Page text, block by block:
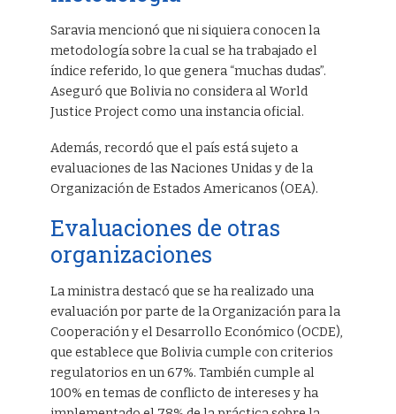
Saravia mencionó que ni siquiera conocen la
metodología sobre la cual se ha trabajado el
índice referido, lo que genera “muchas dudas”.
Aseguró que Bolivia no considera al World
Justice Project como una instancia oficial.
Además, recordó que el país está sujeto a
evaluaciones de las Naciones Unidas y de la
Organización de Estados Americanos (OEA).
Evaluaciones de otras
organizaciones
La ministra destacó que se ha realizado una
evaluación por parte de la Organización para la
Cooperación y el Desarrollo Económico (OCDE),
que establece que Bolivia cumple con criterios
regulatorios en un 67%. También cumple al
100% en temas de conflicto de intereses y ha